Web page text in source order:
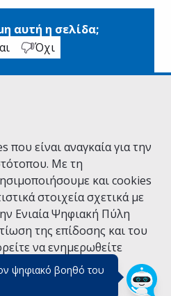
ψηφιακό βοηθό του
για κλείσιμο)
είναι αναγκαία για την
Με τη
και cookies
στοιχεία σχετικά με
Ενιαία Ψηφιακή Πύλη
της επίδοσης και του
να ενημερωθείτε
Cookies.
αυτή η σελίδα;
Όχι
Ψηφιακής